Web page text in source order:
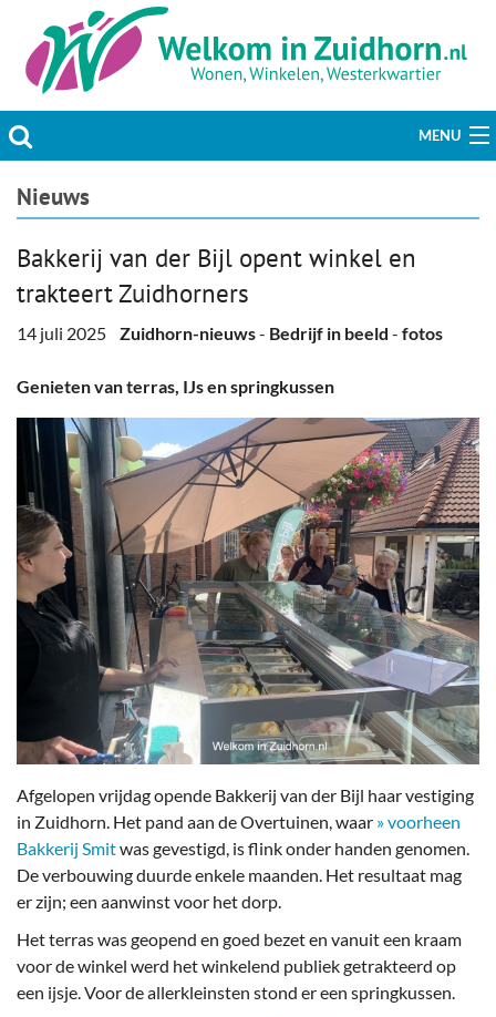
MENU
Actueel
Welzijn & Maatschappij
Bedrijven
Prikbord & Aanbiedingen
Plaats bericht
Nieuws
Bakkerij van der Bijl opent winkel en
trakteert Zuidhorners
14 juli 2025 Zuidhorn-nieuws- Bedrijf in beeld - fotos
Genieten van terras, IJs en springkussen
Afgelopen vrijdag opende Bakkerij van der Bijl haar vestiging
in Zuidhorn. Het pand aan de Overtuinen, waar » voorheen
Bakkerij Smitwas gevestigd, is flink onder handen genomen.
De verbouwing duurde enkele maanden. Het resultaat mag
er zijn; een aanwinst voor het dorp.
Het terras was geopend en goed bezet en vanuit een kraam
voor de winkel werd het winkelend publiek getrakteerd op
een ijsje. Voor de allerkleinsten stond er een springkussen.